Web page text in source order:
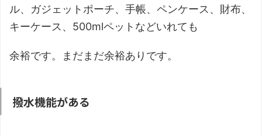
ル、ガジェットポーチ、手帳、ペンケース、財布、
キーケース、500mlペットなどいれても
余裕です。まだまだ余裕ありです。
撥水機能がある